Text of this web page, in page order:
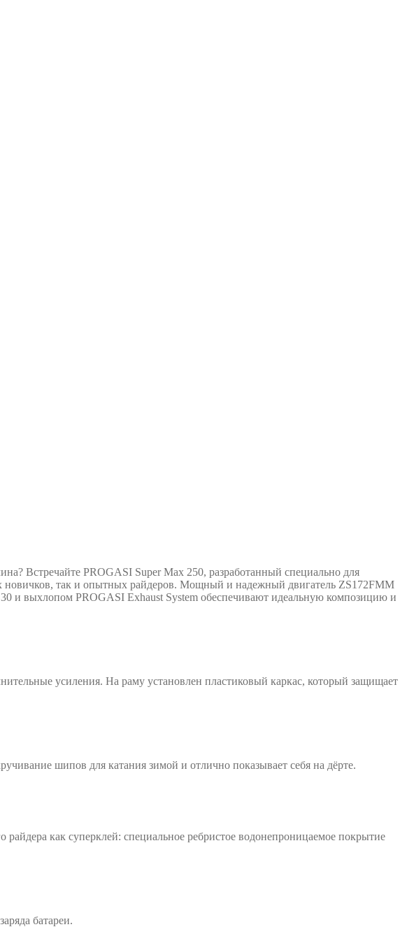
Встречайте PROGASI Super Max 250, разработанный специально для
так и опытных райдеров. Мощный и надежный двигатель ZS172FMM
и выхлопом PROGASI Exhaust System обеспечивают идеальную композицию и
усиления. На раму установлен пластиковый каркас, который защищает
шипов для катания зимой и отлично показывает себя на дёрте.
как суперклей: специальное ребристое водонепроницаемое покрытие
батареи.